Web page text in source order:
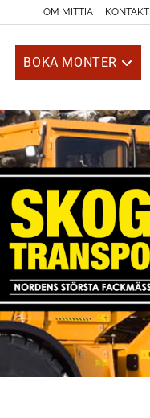
OM MITTIA KONTAKT
BOKA MONTER